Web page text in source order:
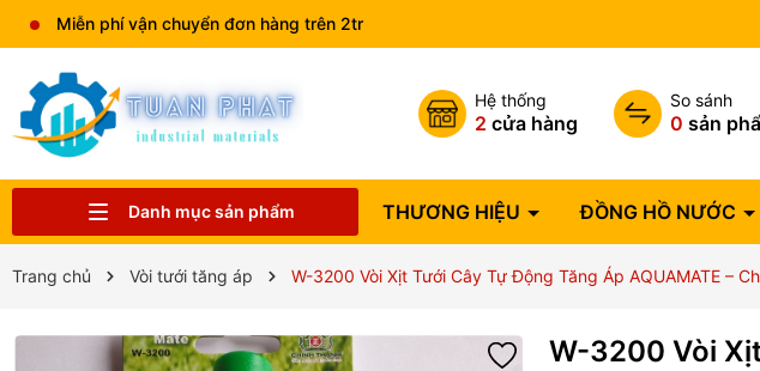
Miễn phí vận chuyển đơn hàng trên 2tr
Hệ thống
2 cửa hàng
So sánh
0 sản
Danh mục sản phẩm THƯƠNG HIỆU ĐỒNG HỒ NƯỚC
Trang chủ Vòi tưới tăng áp W-3200 Vòi Xịt Tưới Cây Tự Động Tăng Áp AQUAMATE –
W-3200 Vòi